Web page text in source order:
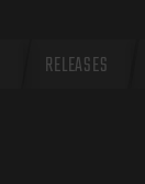
RELEASES